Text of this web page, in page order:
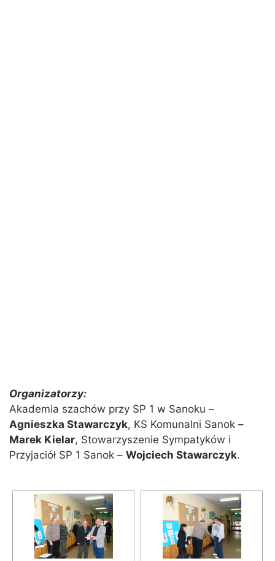
Organizatorzy:
Akademia szachów przy SP 1 w Sanoku –
Agnieszka Stawarczyk, KS Komunalni Sanok –
Marek Kielar, Stowarzyszenie Sympatyków i
Przyjaciół SP 1 Sanok – Wojciech Stawarczyk.